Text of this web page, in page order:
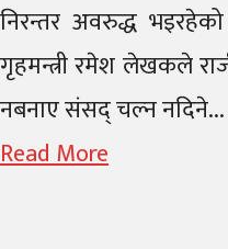
निरन्तर अवरुद्ध
गृहमन्त्री रमेश लेखकले
नबनाए संसद् चल्न नदिने...
Read More